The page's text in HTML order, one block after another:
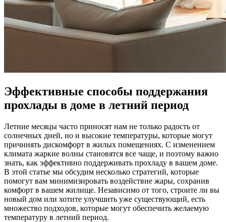
Эффективные способы поддержания
прохлады в доме в летний период
Летние месяцы часто приносят нам не только радость от
солнечных дней, но и высокие температуры, которые могут
причинять дискомфорт в жилых помещениях. С изменением
климата жаркие волны становятся все чаще, и поэтому важно
знать, как эффективно поддерживать прохладу в вашем доме.
В этой статье мы обсудим несколько стратегий, которые
помогут вам минимизировать воздействие жары, сохранив
комфорт в вашем жилище. Независимо от того, строите ли вы
новый дом или хотите улучшить уже существующий, есть
множество подходов, которые могут обеспечить желаемую
температуру в летний период.